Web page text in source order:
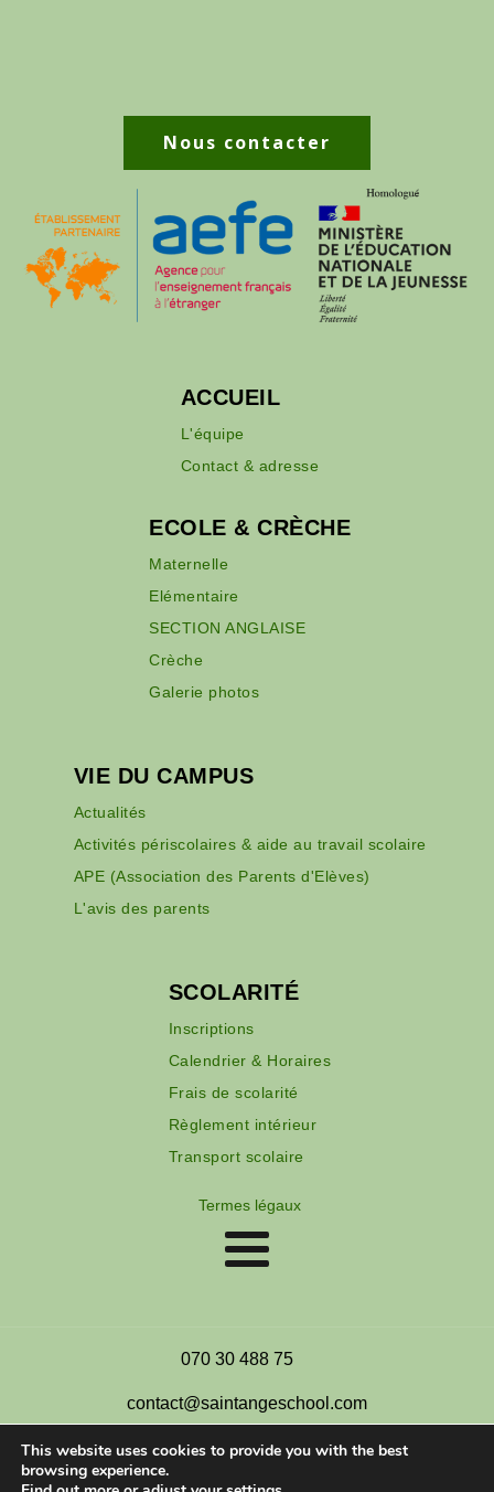
Nous contacter
ACCUEIL
L'équipe
Contact & adresse
ECOLE & CRÈCHE
Maternelle
Elémentaire
SECTION ANGLAISE
Crèche
Galerie photos
VIE DU CAMPUS
Actualités
Activités périscolaires & aide au travail scolaire
APE (Association des Parents d'Elèves)
L'avis des parents
SCOLARITÉ
Inscriptions
Calendrier & Horaires
Frais de scolarité
Règlement intérieur
Transport scolaire
Termes légaux
070 30 488 75
contact@saintangeschool.com
This website uses cookies to provide you with the best
browsing experience.